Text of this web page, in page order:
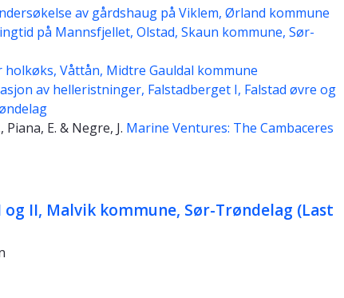
av gårdshaug på Viklem, Ørland kommune
på Mannsfjellet, Olstad, Skaun kommune, Sør-
Våttån, Midtre Gauldal kommune
av helleristninger, Falstadberget I, Falstad øvre og
Piana, E. & Negre, J. Marine Ventures: The Cambaceres
II, Malvik kommune, Sør-Trøndelag (Last